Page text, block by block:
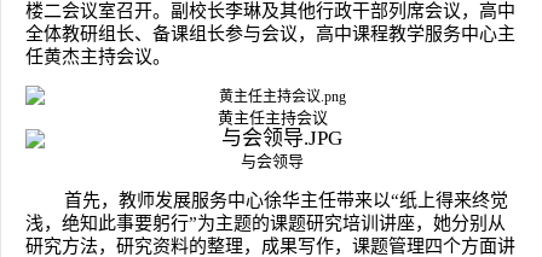
楼二会议室召开。副校长李琳及其他行政干部列席会议，高中
全体教研组长、备课组长参与会议，高中课程教学服务中心主
任黄杰主持会议。
黄主任主持会议
与会领导
首先，教师发展服务中心徐华主任带来以“纸上得来终觉
浅，绝知此事要躬行”为主题的课题研究培训讲座，她分别从
研究方法，研究资料的整理，成果写作，课题管理四个方面讲